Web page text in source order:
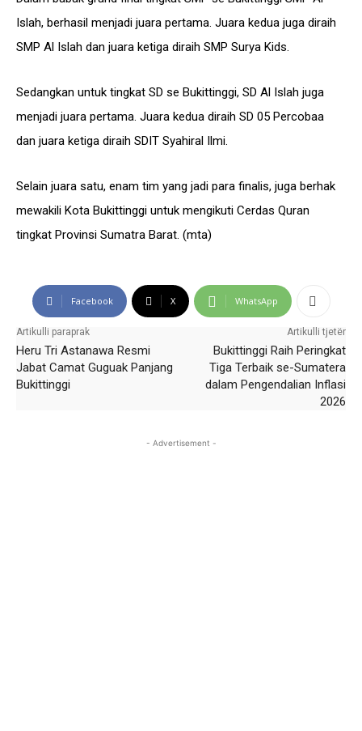
Islah, berhasil menjadi juara pertama. Juara kedua juga diraih
SMP Al Islah dan juara ketiga diraih SMP Surya Kids.
Sedangkan untuk tingkat SD se Bukittinggi, SD Al Islah juga
menjadi juara pertama. Juara kedua diraih SD 05 Percobaa
dan juara ketiga diraih SDIT Syahiral Ilmi.
Selain juara satu, enam tim yang jadi para finalis, juga berhak
mewakili Kota Bukittinggi untuk mengikuti Cerdas Quran
tingkat Provinsi Sumatra Barat. (mta)
Facebook X WhatsApp
Artikulli paraprak
Heru Tri Astanawa Resmi
Jabat Camat Guguak Panjang
Bukittinggi
Artikulli tjetër
Bukittinggi Raih Peringkat
Tiga Terbaik se-Sumatera
dalam Pengendalian Inflasi
2026
- Advertisement -